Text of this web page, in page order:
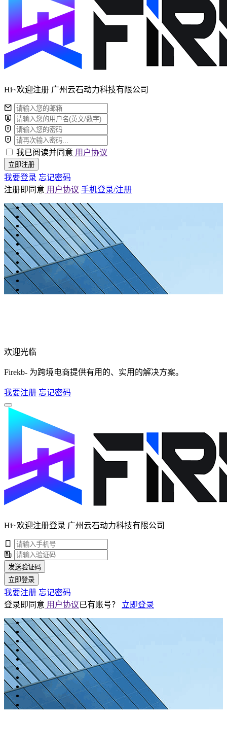
Hi~欢迎注册 广州云石动力科技有限公司
我已阅读并同意 用户协议
立即注册
我要登录 忘记密码
注册即同意 用户协议 手机登录/注册
欢迎光临
Firekb- 为跨境电商提供有用的、实用的解决方案。
我要注册 忘记密码
Hi~欢迎注册登录 广州云石动力科技有限公司
发送验证码
立即登录
我要注册 忘记密码
登录即同意 用户协议已有账号？ 立即登录